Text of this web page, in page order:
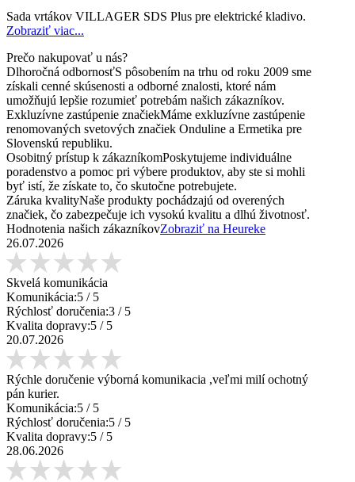
Sada vrtákov VILLAGER SDS Plus pre elektrické kladivo.
Zobraziť viac...
Prečo nakupovať u nás?
Dlhoročná odbornosťS pôsobením na trhu od roku 2009 sme
získali cenné skúsenosti a odborné znalosti, ktoré nám
umožňujú lepšie rozumieť potrebám našich zákazníkov.
Exkluzívne zastúpenie značiekMáme exkluzívne zastúpenie
renomovaných svetových značiek Onduline a Ermetika pre
Slovenskú republiku.
Osobitný prístup k zákazníkomPoskytujeme individuálne
poradenstvo a pomoc pri výbere produktov, aby ste si mohli
byť istí, že získate to, čo skutočne potrebujete.
Záruka kvalityNaše produkty pochádzajú od overených
značiek, čo zabezpečuje ich vysokú kvalitu a dlhú životnosť.
Hodnotenia našich zákazníkovZobraziť na Heureke
26.07.2026
Skvelá komunikácia
Komunikácia:5 / 5
Rýchlosť doručenia:3 / 5
Kvalita dopravy:5 / 5
20.07.2026
Rýchle doručenie výborná komunikacia ,veľmi milí ochotný
pán kurier.
Komunikácia:5 / 5
Rýchlosť doručenia:5 / 5
Kvalita dopravy:5 / 5
28.06.2026